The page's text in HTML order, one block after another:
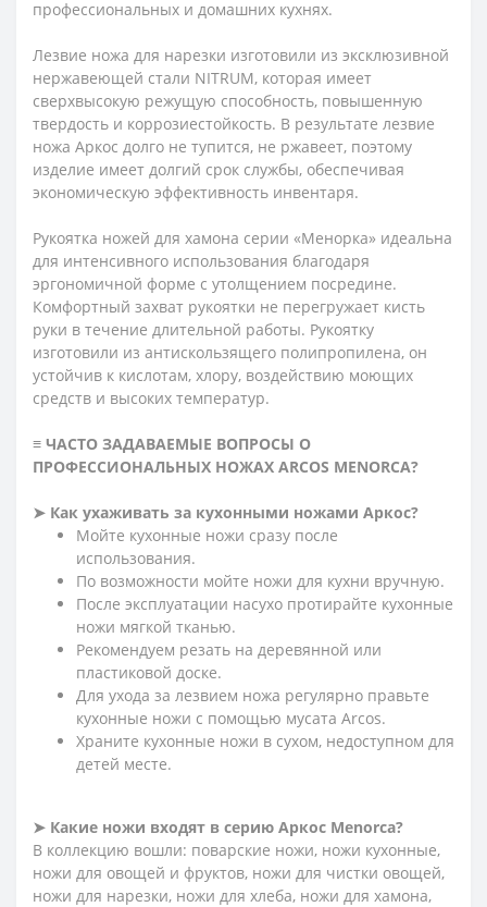
профессиональных и домашних кухнях.
Лезвие ножа для нарезки изготовили из эксклюзивной
нержавеющей стали NITRUM, которая имеет
сверхвысокую режущую способность, повышенную
твердость и коррозиестойкость. В результате лезвие
ножа Аркос долго не тупится, не ржавеет, поэтому
изделие имеет долгий срок службы, обеспечивая
экономическую эффективность инвентаря.
Рукоятка ножей для хамона серии «Менорка» идеальна
для интенсивного использования благодаря
эргономичной форме с утолщением посредине.
Комфортный захват рукоятки не перегружает кисть
руки в течение длительной работы. Рукоятку
изготовили из антискользящего полипропилена, он
устойчив к кислотам, хлору, воздействию моющих
средств и высоких температур.
≡ ЧАСТО ЗАДАВАЕМЫЕ ВОПРОСЫ О
ПРОФЕССИОНАЛЬНЫХ НОЖАХ ARCOS MENORCA?
➤ Как ухаживать за кухонными ножами Аркос?
Мойте кухонные ножи сразу после
использования.
По возможности мойте ножи для кухни вручную.
После эксплуатации насухо протирайте кухонные
ножи мягкой тканью.
Рекомендуем резать на деревянной или
пластиковой доске.
Для ухода за лезвием ножа регулярно правьте
кухонные ножи с помощью мусата Arcos.
Храните кухонные ножи в сухом, недоступном для
детей месте.
➤ Какие ножи входят в серию Аркос Menorca?
В коллекцию вошли: поварские ножи, ножи кухонные,
ножи для овощей и фруктов, ножи для чистки овощей,
ножи для нарезки, ножи для хлеба, ножи для хамона,